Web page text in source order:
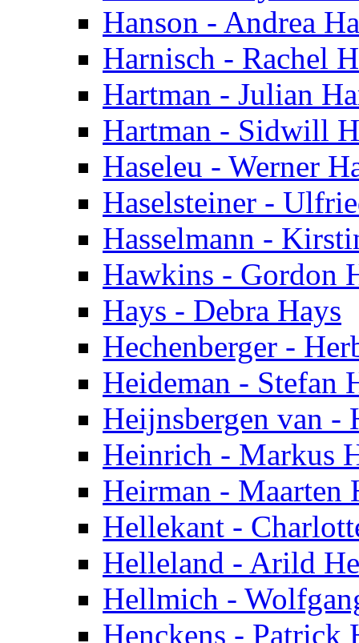
Hanson - Andrea
Harnisch - Rachel
Hartman - Julian
Hartman - Sidwill
Haseleu - Werner
Haselsteiner -
Hasselmann -
Hawkins - Gordon
Hays - Debra Hays
Hechenberger -
Heideman - Stefan
Heijnsbergen van -
Heinrich - Markus
Heirman - Maarten
Hellekant -
Helleland - Arild
Hellmich -
Henckens - Patrick